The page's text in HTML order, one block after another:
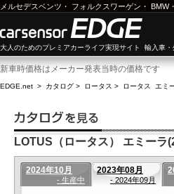
メルセデスベンツ ・ フォルクスワーゲン ・ BMW・
大人のためのプレミアカーライフ実現サイト 輸入車
新車時価格はメーカー発表当時の価格です
EDGE.net > カタログ > ロータス > ロータス エミ
LOTUS（ロータス） エミーラ
2024年10月
- 生産中
2023年08月
- 2024年09月